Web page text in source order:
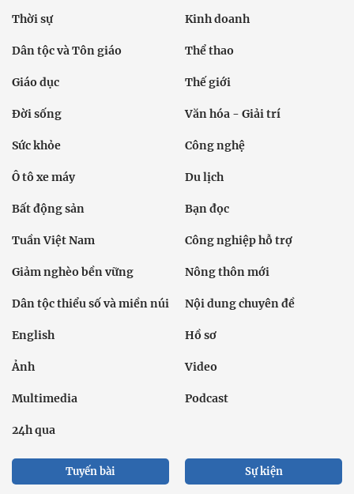
Thời sự Kinh doanh
Dân tộc và Tôn giáo Thể thao
Giáo dục Thế giới
Đời sống Văn hóa - Giải trí
Sức khỏe Công nghệ
Ô tô xe máy Du lịch
Bất động sản Bạn đọc
Tuần Việt Nam Công nghiệp hỗ trợ
Giảm nghèo bền vững Nông thôn mới
Dân tộc thiểu số và miền núi Nội dung chuyên đề
English Hồ sơ
Ảnh Video
Multimedia Podcast
24h qua
Tuyến bài Sự kiện